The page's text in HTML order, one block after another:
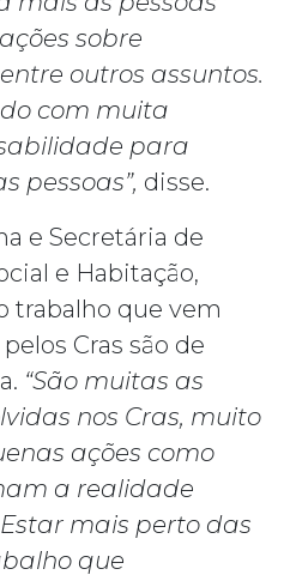
sobre
outros assuntos.
com muita
para
pessoas”, disse.
e Secretária de
e Habitação,
trabalho que vem
Cras são de
“São muitas as
nos Cras, muito
ações como
a realidade
mais perto das
que